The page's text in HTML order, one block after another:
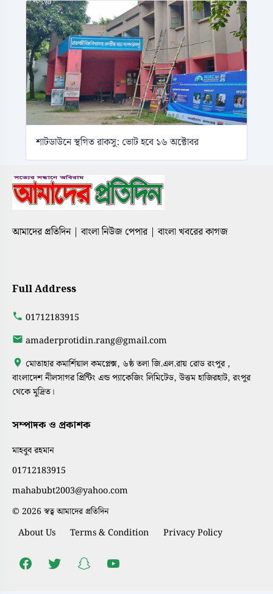
শাটডাউনে স্থগিত রাকসু: ভোট হবে ১৬ অক্টোবর
আমাদের প্রতিদিন | বাংলা নিউজ পেপার | বাংলা খবরের কাগজ
Full Address
01712183915
amaderprotidin.rang@gmail.com
মোতাহার কমার্শিয়াল কমপ্লেক্স, ৬ষ্ঠ তলা জি.এল.রায় রোড রংপুর ,
বাংলাদেশ নীলসাগর প্রিন্টিং এন্ড প্যাকেজিং লিমিটেড, উত্তম হাজিরহাট, রংপুর
থেকে মুদ্রিত।
সম্পাদক ও প্রকাশক
মাহবুব রহমান
01712183915
mahabubt2003@yahoo.com
© 2026 স্বত্ব আমাদের প্রতিদিন
About Us Terms & Condition Privacy Policy